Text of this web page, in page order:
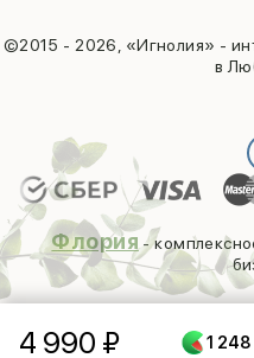
4 990 ₽ 1 248
©2015 - 2026, «Игнолия» -
в
Флория -